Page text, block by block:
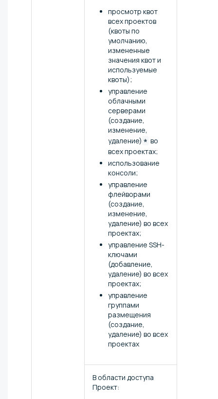
просмотр квот
всех проектов
(квоты по
умолчанию,
измененные
значения квот и
используемые
квоты);
управление
облачными
серверами
(создание,
изменение,
удаление) * во
всех проектах;
использование
консоли;
управление
флейворами
(создание,
изменение,
удаление) во всех
проектах;
управление SSH-
ключами
(добавление,
удаление) во всех
проектах;
управление
группами
размещения
(создание,
удаление) во всех
проектах
В области доступа
Проект: